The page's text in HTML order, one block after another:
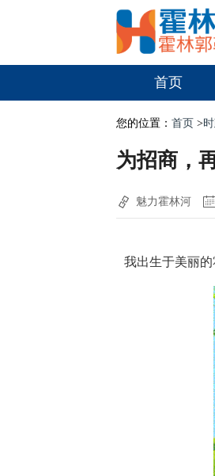
首页
您的位置： 首页 >
为招商，
魅力霍林河
我出生于美丽的